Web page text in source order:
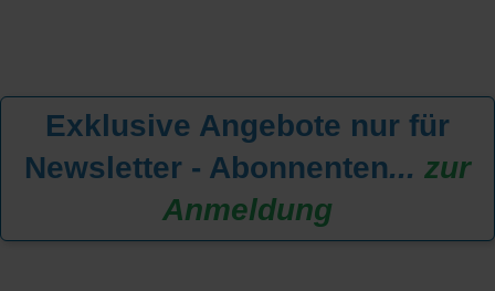
Exklusive Angebote nur für
Newsletter - Abonnenten... zur
Anmeldung